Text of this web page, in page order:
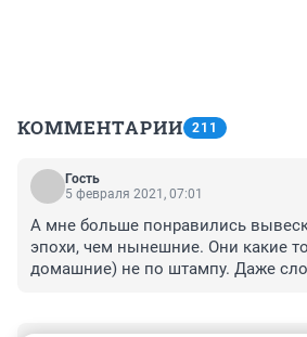
КОММЕНТАРИИ 211
Гость
5 февраля 2021, 07:01
А мне больше понравились
эпохи, чем нынешние. Они какие
домашние) не по штампу. Даже